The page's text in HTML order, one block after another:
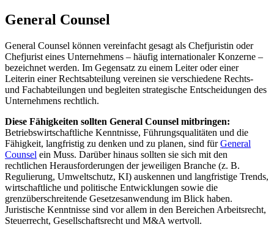
General Counsel
General Counsel können vereinfacht gesagt als Chefjuristin oder
Chefjurist eines Unternehmens – häufig internationaler Konzerne –
bezeichnet werden. Im Gegensatz zu einem Leiter oder einer
Leiterin einer Rechtsabteilung vereinen sie verschiedene Rechts-
und Fachabteilungen und begleiten strategische Entscheidungen des
Unternehmens rechtlich.
Diese Fähigkeiten sollten General Counsel mitbringen:
Betriebswirtschaftliche Kenntnisse, Führungsqualitäten und die
Fähigkeit, langfristig zu denken und zu planen, sind fürGeneral
Counsel ein Muss. Darüber hinaus sollten sie sich mit den
rechtlichen Herausforderungen der jeweiligen Branche (z. B.
Regulierung, Umweltschutz, KI) auskennen und langfristige Trends,
wirtschaftliche und politische Entwicklungen sowie die
grenzüberschreitende Gesetzesanwendung im Blick haben.
Juristische Kenntnisse sind vor allem in den Bereichen Arbeitsrecht,
Steuerrecht, Gesellschaftsrecht und M&A wertvoll.